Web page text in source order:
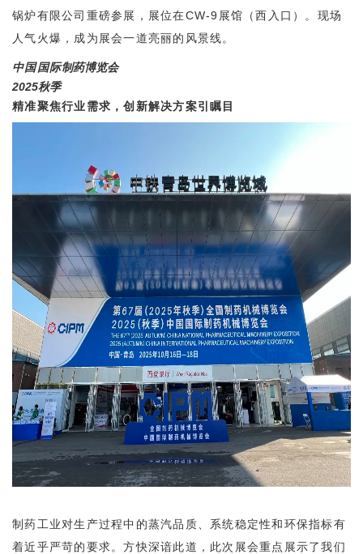
锅炉有限公司重磅参展，展位在CW-9展馆（西入口）。现场
人气火爆，成为展会一道亮丽的风景线。
中国国际制药博览会
2025秋季
精准聚焦行业需求，创新解决方案引瞩目
制药工业对生产过程中的蒸汽品质、系统稳定性和环保指标有
着近乎严苛的要求。方快深谙此道，此次展会重点展示了我们